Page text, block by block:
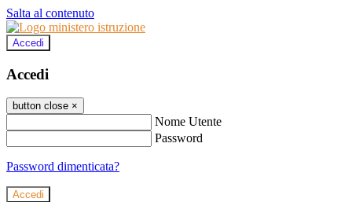
Salta al contenuto
Accedi
Accedi
button close ×
Nome Utente
Password
Password dimenticata?